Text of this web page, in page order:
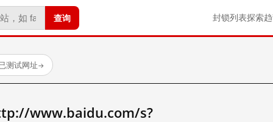
查询 封锁列表探索
测试网址→
www.baidu.com/s?